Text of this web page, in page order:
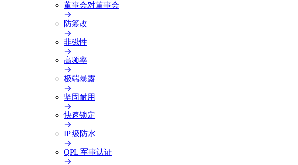
董事会对董事会
防篡改
非磁性
高频率
极端暴露
坚固耐用
快速锁定
IP 级防水
QPL 军事认证